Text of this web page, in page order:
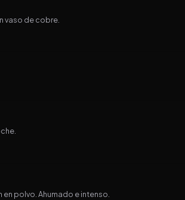
vaso de cobre.
polvo. Ahumado e intenso.